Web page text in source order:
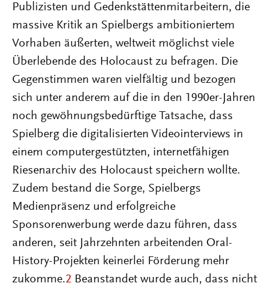
Publizisten und Gedenkstättenmitarbeitern, die
massive Kritik an Spielbergs ambitioniertem
Vorhaben äußerten, weltweit möglichst viele
Überlebende des Holocaust zu befragen. Die
Gegenstimmen waren vielfältig und bezogen
sich unter anderem auf die in den 1990er-Jahren
noch gewöhnungsbedürftige Tatsache, dass
Spielberg die digitalisierten Videointerviews in
einem computergestützten, internetfähigen
Riesenarchiv des Holocaust speichern wollte.
Zudem bestand die Sorge, Spielbergs
Medienpräsenz und erfolgreiche
Sponsorenwerbung werde dazu führen, dass
anderen, seit Jahrzehnten arbeitenden Oral-
History-Projekten keinerlei Förderung mehr
zukomme.2 Beanstandet wurde auch, dass nicht